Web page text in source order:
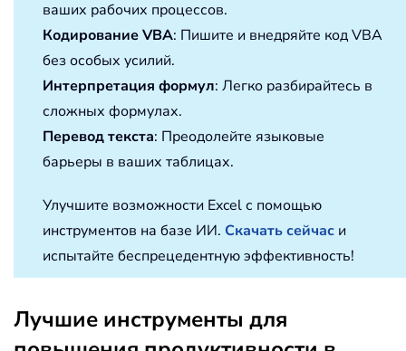
ваших рабочих процессов.
Кодирование VBA: Пишите и внедряйте код VBA
без особых усилий.
Интерпретация формул: Легко разбирайтесь в
сложных формулах.
Перевод текста: Преодолейте языковые
барьеры в ваших таблицах.
Улучшите возможности Excel с помощью
инструментов на базе ИИ. Скачать сейчас и
испытайте беспрецедентную эффективность!
Лучшие инструменты для